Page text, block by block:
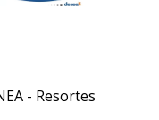
- Resortes